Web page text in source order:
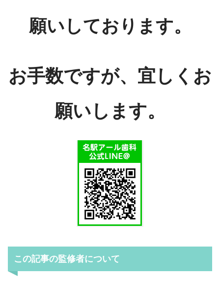
願いしております。
お手数ですが、宜しくお
願いします。
この記事の監修者について